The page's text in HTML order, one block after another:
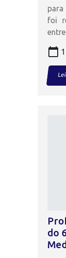
foi
calendar_today
do